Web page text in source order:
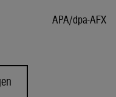
APA/dpa-AFX